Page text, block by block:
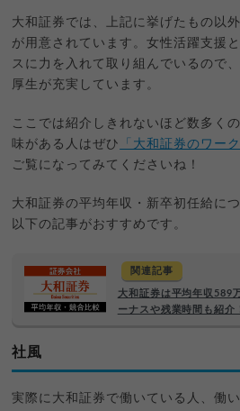
大和証券では、上記に挙げたもの以
が用意されています。女性活躍支援
スに力を入れて取り組んでいるので
厚生が充実しています。
ここでは紹介しきれないほど数多く
味がある人はぜひ
「大和証券のワー
ご覧になってみてくださいね！
大和証券の平均年収・新卒初任給に
以下の記事がおすすめです。
関連記事
大和証券は平均年収589
ーナスや残業時間も紹介
社風
実際に大和証券で働いている人、働